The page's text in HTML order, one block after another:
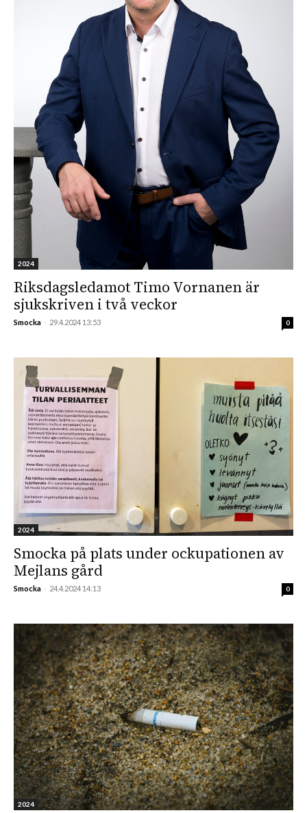
2024
Riksdagsledamot Timo Vornanen är
sjukskriven i två veckor
Smocka - 29.4.2024 13:53 0
2024
Smocka på plats under ockupationen av
Mejlans gård
Smocka - 24.4.2024 14:13 0
2024